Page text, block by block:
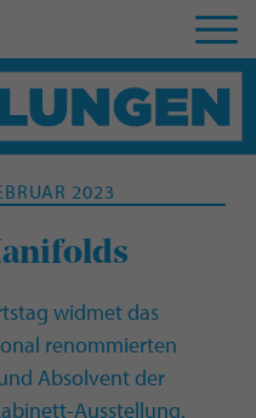
2023
widmet das
renommierten
Absolvent der
Ausstellung.